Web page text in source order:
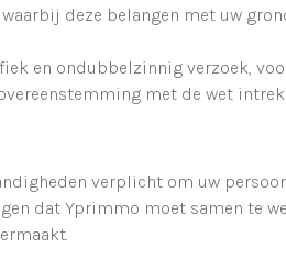
deze belangen met uw
en ondubbelzinnig verzoek,
met de wet
verplicht om uw
dat Yprimmo moet samen te